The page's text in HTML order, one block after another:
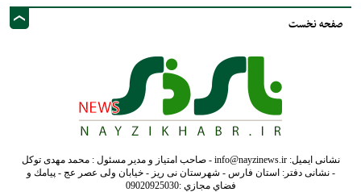
صفحه نخست
نشانی ایمیل: info@nayzinews.ir - صاحب امتیاز و مدیر مسئول : محمد مهدی توکل
- نشانی دفتر: استان فارس - شهرستان نی ریز - خیابان ولی عصر عج - پيامك و
فضاي مجازي :09020925030